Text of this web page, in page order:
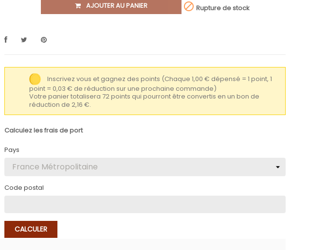
AJOUTER AU PANIER  Rupture de stock
Inscrivez vous et gagnez des points (Chaque 1,00 € dépensé = 1 point, 1
point = 0,03 € de réduction sur une prochaine commande)
Votre panier totalisera 72 points qui pourront être convertis en un bon de
réduction de 2,16 €.
Calculez les frais de port
Pays
Code postal
CALCULER